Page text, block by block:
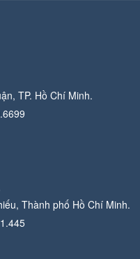
TP. Hồ Chí Minh.
Thành phố Hồ Chí Minh.